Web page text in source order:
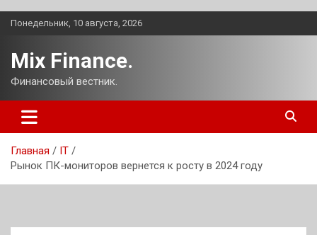
Перейти
Понедельник, 10 августа, 2026
Mix Finance.
Финансовый вестник.
Главная
IT
Рынок ПК-мониторов вернется к росту в 2024 году